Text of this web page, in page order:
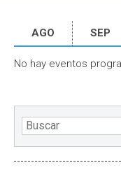
AGO SEP
No hay eventos